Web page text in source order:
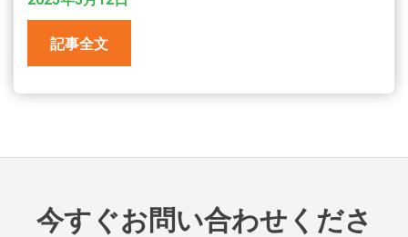
記事全文
今すぐお問い合わせくださ